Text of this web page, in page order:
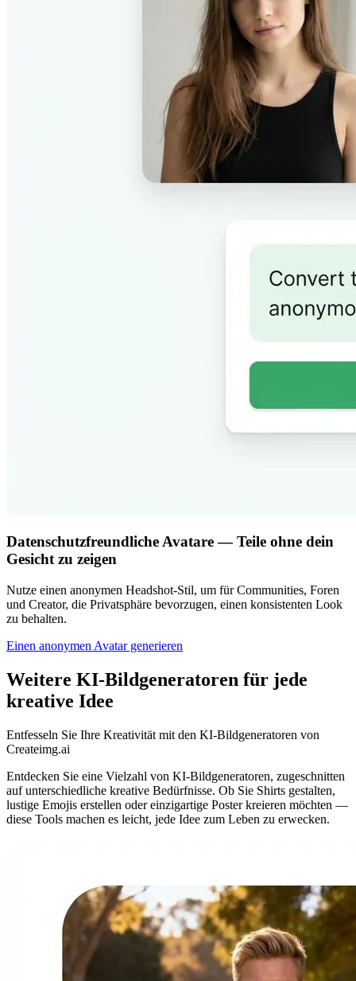
Datenschutzfreundliche Avatare — Teile ohne dein
Gesicht zu zeigen
Nutze einen anonymen Headshot-Stil, um für Communities, Foren
und Creator, die Privatsphäre bevorzugen, einen konsistenten Look
zu behalten.
Einen anonymen Avatar generieren
Weitere KI‑Bildgeneratoren für jede
kreative Idee
Entfesseln Sie Ihre Kreativität mit den KI‑Bildgeneratoren von
Createimg.ai
Entdecken Sie eine Vielzahl von KI‑Bildgeneratoren, zugeschnitten
auf unterschiedliche kreative Bedürfnisse. Ob Sie Shirts gestalten,
lustige Emojis erstellen oder einzigartige Poster kreieren möchten —
diese Tools machen es leicht, jede Idee zum Leben zu erwecken.